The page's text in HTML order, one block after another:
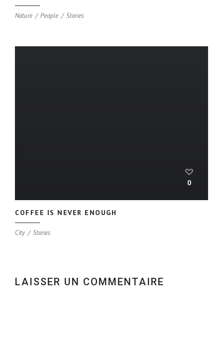
Nature People Stories
0
COFFEE IS NEVER ENOUGH
City Stories
LAISSER UN COMMENTAIRE